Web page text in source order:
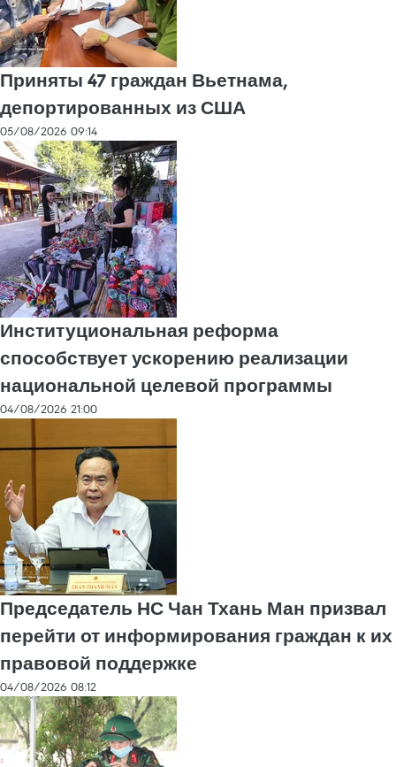
Приняты 47 граждан Вьетнама,
депортированных из США
05/08/2026 09:14
Институциональная реформа
способствует ускорению реализации
национальной целевой программы
04/08/2026 21:00
Председатель НС Чан Тхань Ман призвал
перейти от информирования граждан к их
правовой поддержке
04/08/2026 08:12